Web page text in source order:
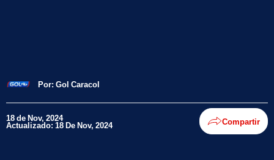
Por: Gol Caracol
18 de Nov, 2024
Actualizado: 18 De Nov, 2024 Compartir